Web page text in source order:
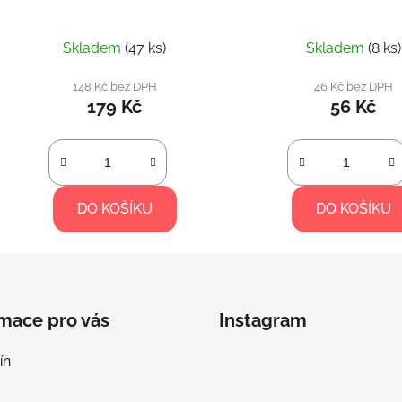
Skladem(47 ks)
148 Kč bez DPH
179 Kč
DO KOŠÍKU
Skladem (8 ks)
46 Kč bez DPH
56 Kč
DO KOŠÍKU
pro vás Instagram